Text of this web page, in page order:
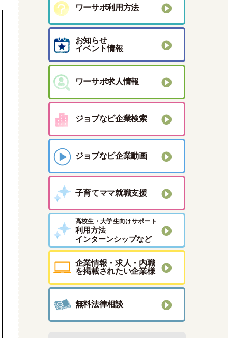
ワーサポ利用方法
お知らせ
イベント情報
ワーサポ求人情報
ジョブなビ企業検索
ジョブなビ企業動画
子育てママ就職支援
高校生・大学生向けサポート
利用方法
インターンシップなど
企業情報・求人・内職
を掲載されたい企業様
無料法律相談